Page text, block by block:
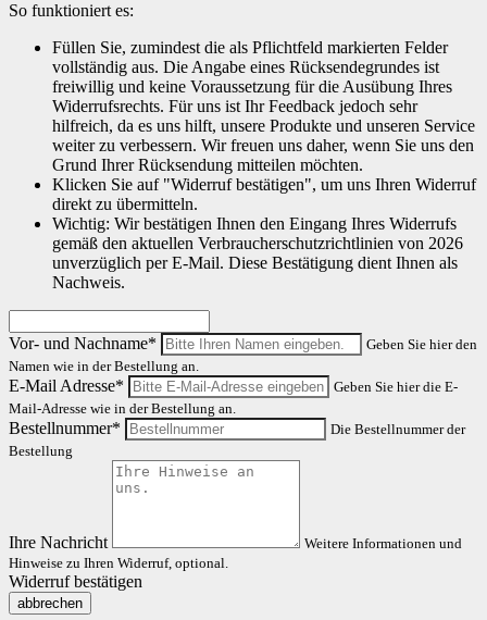
So funktioniert es:
Füllen Sie, zumindest die als Pflichtfeld markierten Felder
vollständig aus. Die Angabe eines Rücksendegrundes ist
freiwillig und keine Voraussetzung für die Ausübung Ihres
Widerrufsrechts. Für uns ist Ihr Feedback jedoch sehr
hilfreich, da es uns hilft, unsere Produkte und unseren Service
weiter zu verbessern. Wir freuen uns daher, wenn Sie uns den
Grund Ihrer Rücksendung mitteilen möchten.
Klicken Sie auf "Widerruf bestätigen", um uns Ihren Widerruf
direkt zu übermitteln.
Wichtig: Wir bestätigen Ihnen den Eingang Ihres Widerrufs
gemäß den aktuellen Verbraucherschutzrichtlinien von 2026
unverzüglich per E-Mail. Diese Bestätigung dient Ihnen als
Nachweis.
Vor- und Nachname*
Geben Sie hier den
Namen wie in der Bestellung an.
E-Mail Adresse*
Geben Sie hier die E-
Mail-Adresse wie in der Bestellung an.
Bestellnummer*
Die Bestellnummer der
Bestellung
Ihre Nachricht
Weitere Informationen und
Hinweise zu Ihren Widerruf, optional.
Widerruf bestätigen
abbrechen